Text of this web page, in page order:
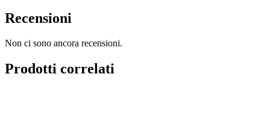
Recensioni
Non ci sono ancora recensioni.
Prodotti correlati